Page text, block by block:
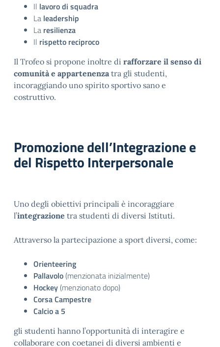
Il lavoro di squadra
La leadership
La resilienza
Il rispetto reciproco
Il Trofeo si propone inoltre di rafforzare il senso di
comunità e appartenenzatra gli studenti,
incoraggiando uno spirito sportivo sano e
costruttivo.
Promozione dell’Integrazione e
del Rispetto Interpersonale
Uno degli obiettivi principali è incoraggiare
l’integrazione tra studenti di diversi Istituti.
Attraverso la partecipazione a sport diversi, come:
Orienteering
Pallavolo (menzionata inizialmente)
Hockey (menzionato dopo)
Corsa Campestre
Calcio a 5
gli studenti hanno l’opportunità di interagire e
collaborare con coetanei di diversi ambienti e